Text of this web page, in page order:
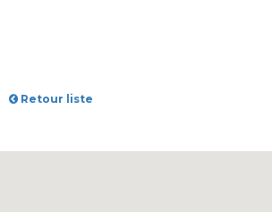
Retour liste